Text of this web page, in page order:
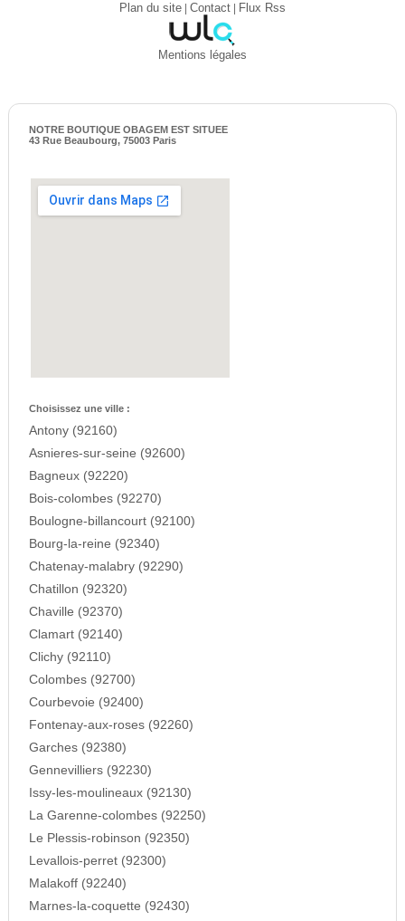
Plan du site| Contact| Flux Rss
Mentions légales
NOTRE BOUTIQUE OBAGEM EST SITUEE
43 Rue Beaubourg, 75003 Paris
Choisissez une ville :
Antony (92160)
Asnieres-sur-seine (92600)
Bagneux (92220)
Bois-colombes (92270)
Boulogne-billancourt (92100)
Bourg-la-reine (92340)
Chatenay-malabry (92290)
Chatillon (92320)
Chaville (92370)
Clamart (92140)
Clichy (92110)
Colombes (92700)
Courbevoie (92400)
Fontenay-aux-roses (92260)
Garches (92380)
Gennevilliers (92230)
Issy-les-moulineaux (92130)
La Garenne-colombes (92250)
Le Plessis-robinson (92350)
Levallois-perret (92300)
Malakoff (92240)
Marnes-la-coquette (92430)